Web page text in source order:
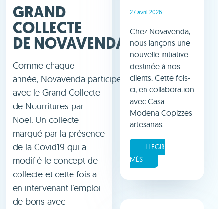
GRAND
COLLECTE
DE NOVAVENDA
Comme chaque
année, Novavenda participe
avec le Grand Collecte
de Nourritures par
Noël. Un collecte
marqué par la présence
de la Covid19 qui a
modifié le concept de
collecte et cette fois a
en intervenant l’emploi
de bons avec
27 avril 2026
Chez Novavenda,
nous lançons une
nouvelle initiative
destinée à nos
clients. Cette fois-
ci, en collaboration
avec Casa
Modena Copizzes
artesanas,
LLEGIR
MÉS